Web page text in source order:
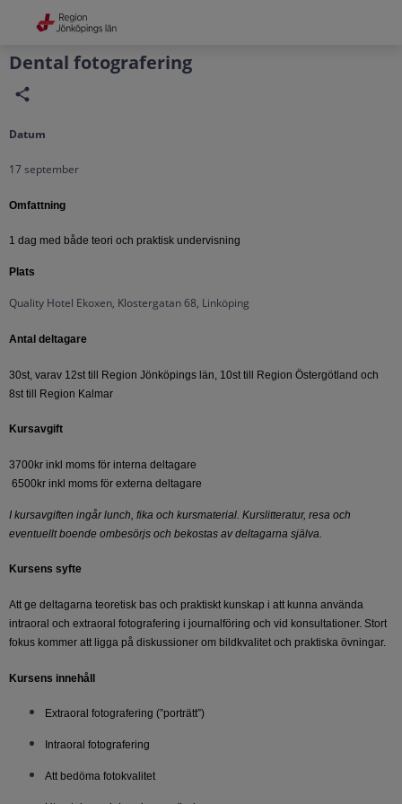
Grade
Portal
Dental fotografering
Datum
17 september
Omfattning
1 dag med både teori och praktisk undervisning
Plats
Quality Hotel Ekoxen, Klostergatan 68, Linköping
Antal deltagare
30st, varav 12st till Region Jönköpings län, 10st till Region Östergötland och
8st till Region Kalmar
Kursavgift
3700kr inkl moms för interna deltagare
6500kr inkl moms för externa deltagare
I kursavgiften ingår lunch, fika och kursmaterial. Kurslitteratur, resa och
eventuellt boende ombesörjs och bekostas av deltagarna själva.
Kursens syfte
Att ge deltagarna teoretisk bas och praktiskt kunskap i att kunna använda
intraoral och extraoral fotografering i journalföring och vid konsultationer. Stort
fokus kommer att ligga på diskussioner om bildkvalitet och praktiska övningar.
Kursens innehåll
Extraoral fotografering (”porträtt”)
Intraoral fotografering
Att bedöma fotokvalitet